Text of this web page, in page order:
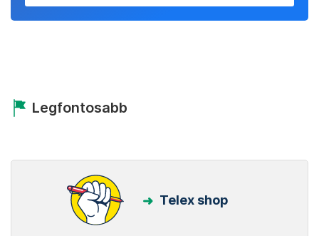
Legfontosabb
Telex shop